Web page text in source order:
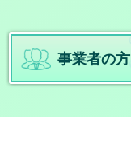
事業者の